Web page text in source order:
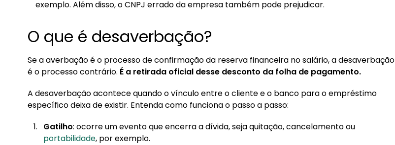
exemplo. Além disso, o CNPJ errado da empresa também pode prejudicar.
O que é desaverbação?
Se a averbação é o processo de confirmação da reserva financeira no salário, a desaverbação
é o processo contrário. É a retirada oficial desse desconto da folha de pagamento.
A desaverbação acontece quando o vínculo entre o cliente e o banco para o empréstimo
específico deixa de existir. Entenda como funciona o passo a passo:
Gatilho: ocorre um evento que encerra a dívida, seja quitação, cancelamento ou
portabilidade, por exemplo.